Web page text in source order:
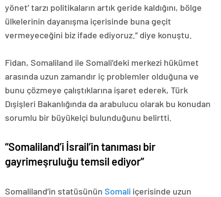
yönet’ tarzı politikaların artık geride kaldığını, bölge
ülkelerinin dayanışma içerisinde buna geçit
vermeyeceğini biz ifade ediyoruz.” diye konuştu.
Fidan, Somaliland ile Somali’deki merkezi hükümet
arasında uzun zamandır iç problemler olduğuna ve
bunu çözmeye çalıştıklarına işaret ederek, Türk
Dışişleri Bakanlığında da arabulucu olarak bu konudan
sorumlu bir büyükelçi bulunduğunu belirtti.
“Somaliland’i İsrail’in tanıması bir
gayrimeşruluğu temsil ediyor”
Somaliland’in statüsünün Somali içerisinde uzun